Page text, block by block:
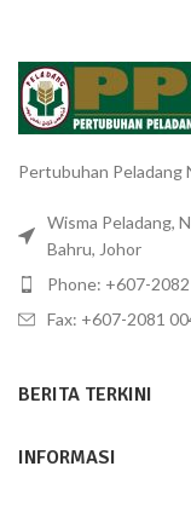
Pertubuhan Peladang
Wisma Peladang,
Bahru, Johor
Phone: +607-
Fax: +607-2081
BERITA TERKINI
INFORMASI